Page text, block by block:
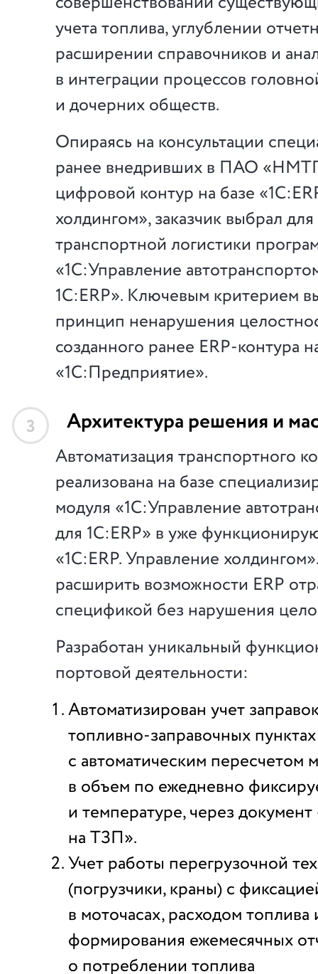
учета топлива, углублении
расширении справочников и
в интеграции процессов
и дочерних обществ.
Опираясь на консультации
ранее внедривших в ПАО
цифровой контур на базе
холдингом», заказчик выбрал
транспортной логистики
«1С:Управление
1С:ERP». Ключевым критерием
принцип ненарушения
созданного ранее ERP-контура
«1С:Предприятие».
3 Архитектура решения и
Автоматизация транспортного
реализована на базе
модуля «1С:Управление
для 1С:ERP» в уже
«1С:ERP. Управление
расширить возможности ERP
спецификой без нарушения
Разработан уникальный
портовой деятельности:
Автоматизирован учет
топливно-заправочных
с автоматическим пересчетом
в объем по ежедневно
и температуре, через
на ТЗП».
Учет работы перегрузочной
(погрузчики, краны) с
в моточасах, расходом
формирования ежемесячных
о потреблении топлива